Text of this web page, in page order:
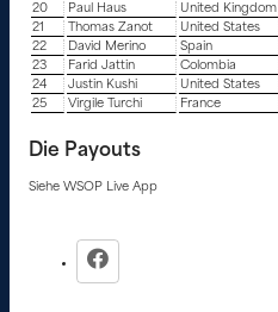
20
Paul Haus United Kingdom
21
Thomas Zanot United States
22
David Merino Spain
23
Farid Jattin Colombia
24
Justin Kushi United States
25
Virgile Turchi France
Die Payouts
Siehe WSOP Live App